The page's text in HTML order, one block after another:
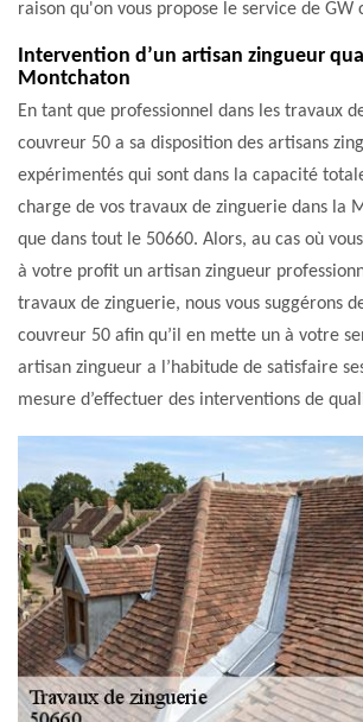
raison qu'on vous propose le service de GW
Intervention d’un artisan zingueur
Montchaton
En tant que professionnel dans les travaux
couvreur 50 a sa disposition des artisans
expérimentés qui sont dans la capacité
charge de vos travaux de zinguerie dans la
que dans tout le 50660. Alors, au cas où
à votre profit un artisan zingueur
travaux de zinguerie, nous vous suggérons
couvreur 50 afin qu’il en mette un à votre
artisan zingueur a l’habitude de satisfaire
mesure d’effectuer des interventions de